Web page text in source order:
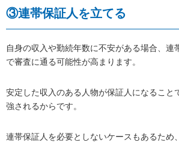
③連帯保証人を立てる
自身の収入や勤続年数に不安がある場合、連
で審査に通る可能性が高まります。
安定した収入のある人物が保証人になること
強されるからです。
連帯保証人を必要としないケースもあるため